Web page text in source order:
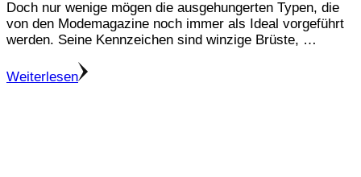
Doch nur wenige mögen die ausgehungerten Typen, die
von den Modemagazine noch immer als Ideal vorgeführt
werden. Seine Kennzeichen sind winzige Brüste, …
Weiterlesen